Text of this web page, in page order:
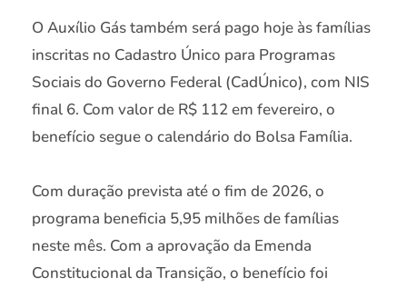
O Auxílio Gás também será pago hoje às famílias
inscritas no Cadastro Único para Programas
Sociais do Governo Federal (CadÚnico), com NIS
final 6. Com valor de R$ 112 em fevereiro, o
benefício segue o calendário do Bolsa Família.
Com duração prevista até o fim de 2026, o
programa beneficia 5,95 milhões de famílias
neste mês. Com a aprovação da Emenda
Constitucional da Transição, o benefício foi